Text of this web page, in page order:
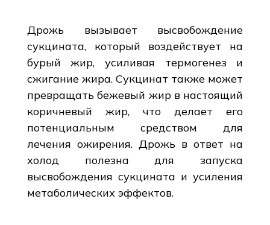
Дрожь вызывает высвобождение
сукцината, который воздействует на
бурый жир, усиливая термогенез и
сжигание жира. Сукцинат также может
превращать бежевый жир в настоящий
коричневый жир, что делает его
потенциальным средством для
лечения ожирения. Дрожь в ответ на
холод полезна для запуска
высвобождения сукцината и усиления
метаболических эффектов.